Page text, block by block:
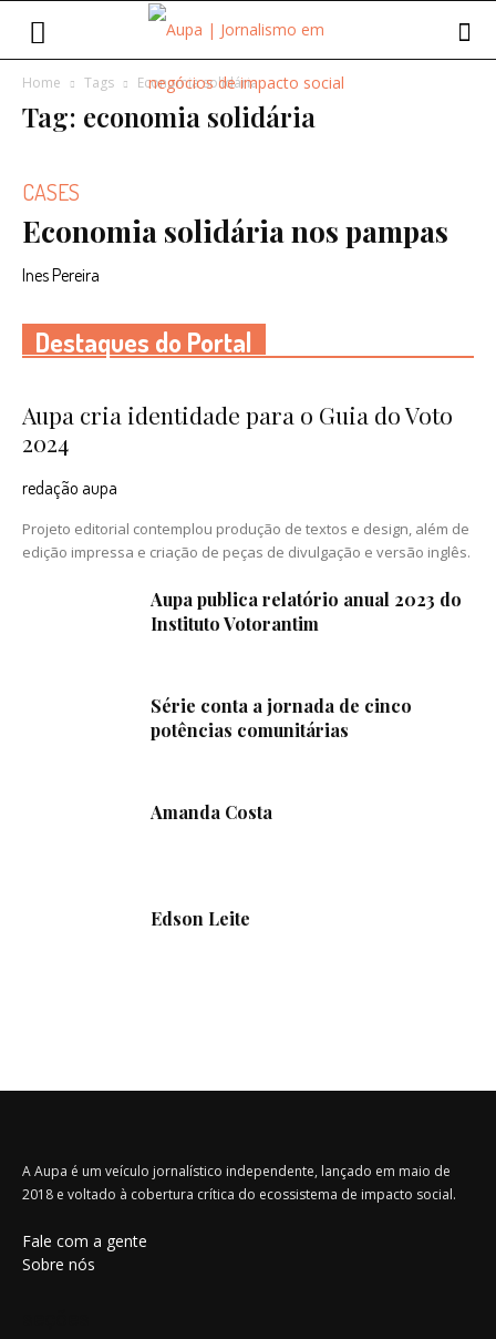
Home Tags Economia solidária
Tag: economia solidária
CASES
Economia solidária nos pampas
Ines Pereira
Destaques do Portal
Aupa cria identidade para o Guia do Voto
2024
redação aupa
Projeto editorial contemplou produção de textos e design, além de
edição impressa e criação de peças de divulgação e versão inglês.
Aupa publica relatório anual 2023 do
Instituto Votorantim
Série conta a jornada de cinco
potências comunitárias
Amanda Costa
Edson Leite
A Aupa é um veículo jornalístico independente, lançado em maio de
2018 e voltado à cobertura crítica do ecossistema de impacto social.
Fale com a gente
Sobre nós